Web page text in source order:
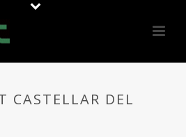
CASTELLAR DEL